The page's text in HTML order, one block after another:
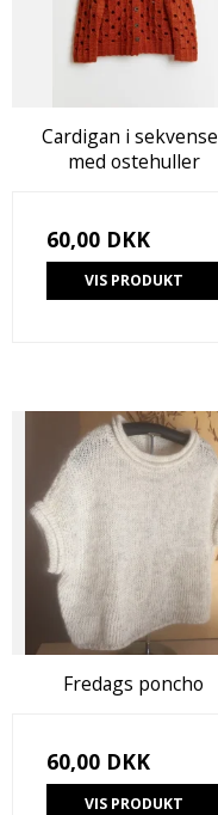
Cardigan i
med ostehuller
60,00 DKK
VIS PRODUKT
Fredags poncho
60,00 DKK
VIS PRODUKT